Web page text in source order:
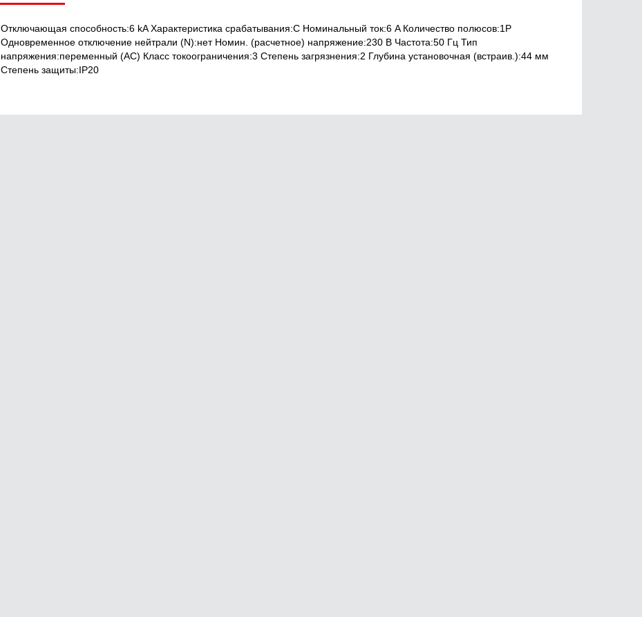
Отключающая способность:6 kA Характеристика срабатывания:C Номинальный ток:6 A Количество полюсов:1P
Одновременное отключение нейтрали (N):нет Номин. (расчетное) напряжение:230 В Частота:50 Гц Тип
напряжения:переменный (AC) Класс токоограничения:3 Степень загрязнения:2 Глубина установочная (встраив.):44 мм
Степень защиты:IP20